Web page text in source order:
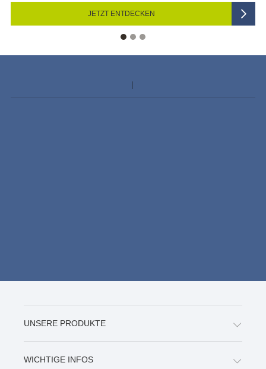
JETZT ENTDECKEN
UNSERE PRODUKTE
WICHTIGE INFOS